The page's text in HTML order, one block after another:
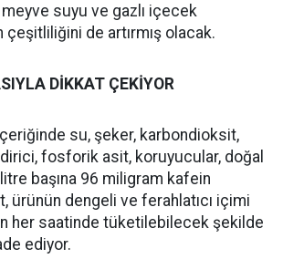
suyu ve gazlı içecek
çeşitliliğini de artırmış olacak.
DİKKAT ÇEKİYOR
su, şeker, karbondioksit,
fosforik asit, koruyucular, doğal
başına 96 miligram kafein
ürünün dengeli ve ferahlatıcı içimi
her saatinde tüketilebilecek şekilde
ediyor.